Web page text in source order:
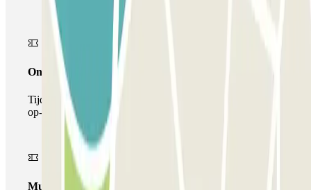
Onepass
Tijdens je verblijf kun je de parkeerplaats maar één keer
op- en afrijden.
Multiparking pass